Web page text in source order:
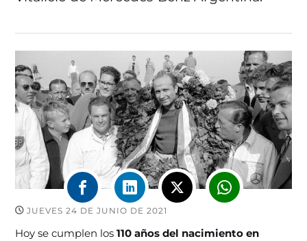
JUEVES 24 DE JUNIO DE 2021
Hoy se cumplen los110 años del nacimiento en